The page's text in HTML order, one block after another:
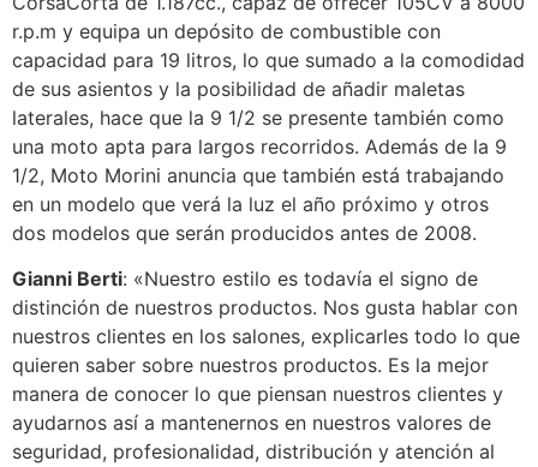
r.p.m y equipa un depósito de combustible con
capacidad para 19 litros, lo que sumado a la comodidad
de sus asientos y la posibilidad de añadir maletas
laterales, hace que la 9 1/2 se presente también como
una moto apta para largos recorridos. Además de la 9
1/2, Moto Morini anuncia que también está trabajando
en un modelo que verá la luz el año próximo y otros
dos modelos que serán producidos antes de 2008.
Gianni Berti: «Nuestro estilo es todavía el signo de
distinción de nuestros productos. Nos gusta hablar con
nuestros clientes en los salones, explicarles todo lo que
quieren saber sobre nuestros productos. Es la mejor
manera de conocer lo que piensan nuestros clientes y
ayudarnos así a mantenernos en nuestros valores de
seguridad, profesionalidad, distribución y atención al